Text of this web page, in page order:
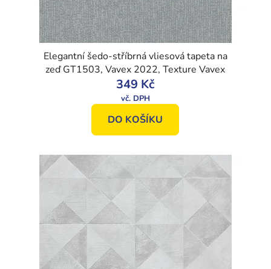
Elegantní šedo-stříbrná vliesová tapeta na
zeď GT1503, Vavex 2022, Texture Vavex
349 Kč
DO KOŠÍKU